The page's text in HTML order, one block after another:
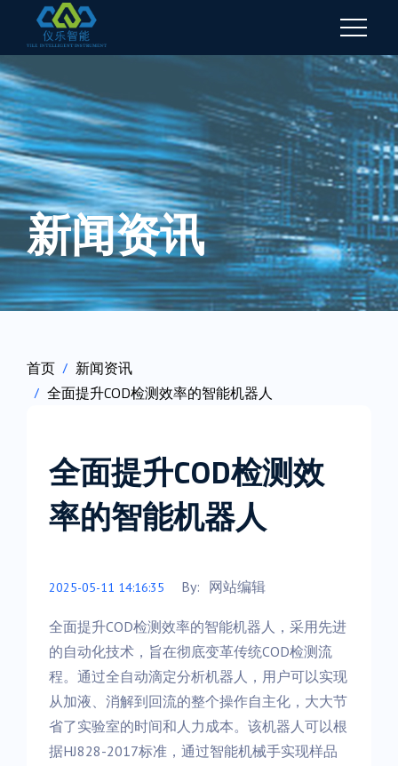
新闻资讯
首页
新闻资讯
全面提升COD检测效率的智能机器人
全面提升COD检测效
率的智能机器人
2025-05-11 14:16:35 By: 网站编辑
全面提升COD检测效率的智能机器人，采用先进
的自动化技术，旨在彻底变革传统COD检测流
程。通过全自动滴定分析机器人，用户可以实现
从加液、消解到回流的整个操作自主化，大大节
省了实验室的时间和人力成本。该机器人可以根
据HJ828-2017标准，通过智能机械手实现样品